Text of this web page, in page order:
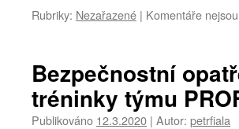
Rubriky: Nezařazené | Komentáře
Bezpečnostní
tréninky týmu
Publikováno 12.3.2020 | Autor: petrfiala